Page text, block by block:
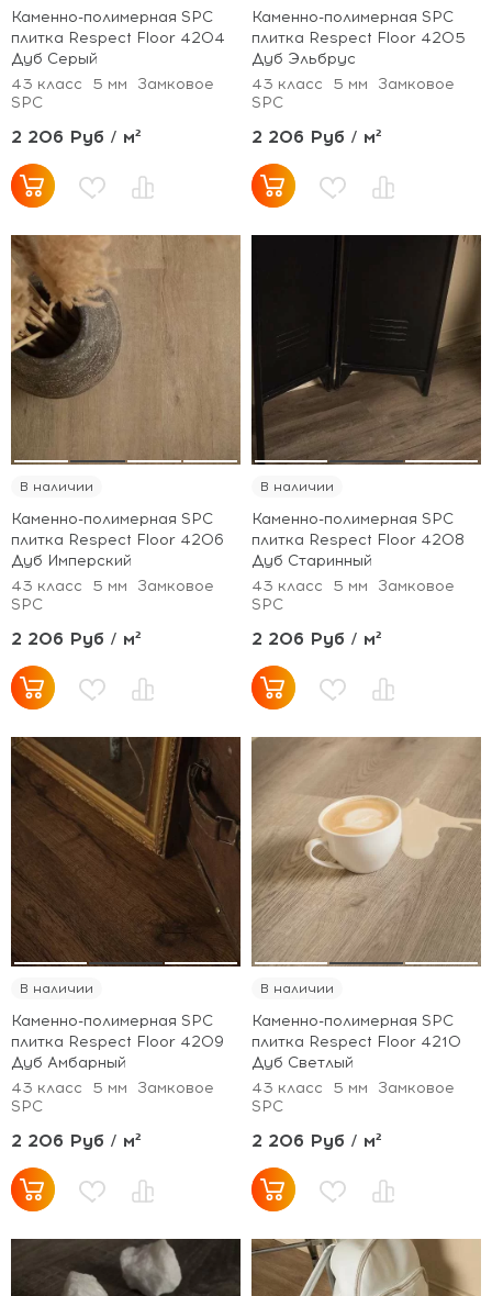
Каменно-полимерная SPC
плитка Respect Floor 4204
Дуб Серый
43 класс
5 мм
Замковое
SPC
2 206 Руб / м²
Каменно-полимерная SPC
плитка Respect Floor 4205
Дуб Эльбрус
43 класс
5 мм
Замковое
SPC
2 206 Руб / м²
В наличии
Каменно-полимерная SPC
плитка Respect Floor 4206
Дуб Имперский
43 класс
5 мм
Замковое
SPC
2 206 Руб / м²
В наличии
Каменно-полимерная SPC
плитка Respect Floor 4208
Дуб Старинный
43 класс
5 мм
Замковое
SPC
2 206 Руб / м²
В наличии
Каменно-полимерная SPC
плитка Respect Floor 4209
Дуб Амбарный
43 класс
5 мм
Замковое
SPC
2 206 Руб / м²
В наличии
Каменно-полимерная SPC
плитка Respect Floor 4210
Дуб Светлый
43 класс
5 мм
Замковое
SPC
2 206 Руб / м²